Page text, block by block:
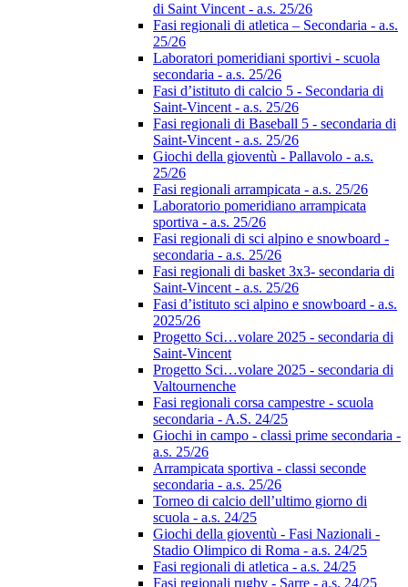
di Saint Vincent - a.s. 25/26
Fasi regionali di atletica – Secondaria - a.s.
25/26
Laboratori pomeridiani sportivi - scuola
secondaria - a.s. 25/26
Fasi d’istituto di calcio 5 - Secondaria di
Saint-Vincent - a.s. 25/26
Fasi regionali di Baseball 5 - secondaria di
Saint-Vincent - a.s. 25/26
Giochi della gioventù - Pallavolo - a.s.
25/26
Fasi regionali arrampicata - a.s. 25/26
Laboratorio pomeridiano arrampicata
sportiva - a.s. 25/26
Fasi regionali di sci alpino e snowboard -
secondaria - a.s. 25/26
Fasi regionali di basket 3x3- secondaria di
Saint-Vincent - a.s. 25/26
Fasi d’istituto sci alpino e snowboard - a.s.
2025/26
Progetto Sci…volare 2025 - secondaria di
Saint-Vincent
Progetto Sci…volare 2025 - secondaria di
Valtournenche
Fasi regionali corsa campestre - scuola
secondaria - A.S. 24/25
Giochi in campo - classi prime secondaria -
a.s. 25/26
Arrampicata sportiva - classi seconde
secondaria - a.s. 25/26
Torneo di calcio dell’ultimo giorno di
scuola - a.s. 24/25
Giochi della gioventù - Fasi Nazionali -
Stadio Olimpico di Roma - a.s. 24/25
Fasi regionali di atletica - a.s. 24/25
Fasi regionali rugby - Sarre - a.s. 24/25